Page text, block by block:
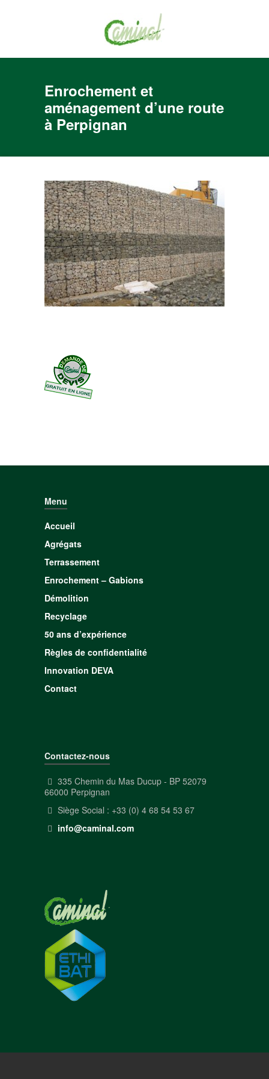
Enrochement et
aménagement d’une route
à Perpignan
Menu
Accueil
Agrégats
Terrassement
Enrochement – Gabions
Démolition
Recyclage
50 ans d’expérience
Règles de confidentialité
Innovation DEVA
Contact
Contactez-nous
335 Chemin du Mas Ducup - BP 52079
66000 Perpignan
Siège Social : +33 (0) 4 68 54 53 67
info@caminal.com